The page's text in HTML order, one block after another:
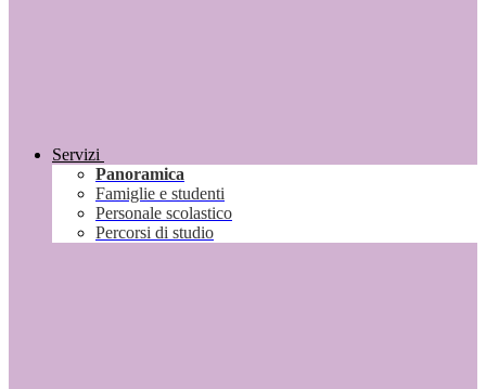
Servizi
Panoramica
Famiglie e studenti
Personale scolastico
Percorsi di studio